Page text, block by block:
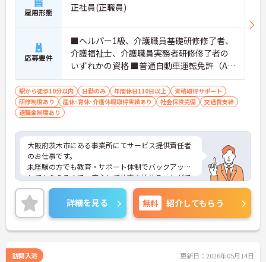
雇用形態 正社員(正職員)
応募要件
■ヘルパー1級、介護職員基礎研修修了者、
介護福祉士、介護職員実務者研修修了者の
いずれかの資格 ■普通自動車運転免許（AT
限定可）あれば尚可 ■簡単なＰＣスキル
（ワード・エクセルなど） ■未経験の方OK
駅から徒歩10分以内 日勤のみ 年間休日110日以上
資格取得サポート
研修制度あり
産休･育休･介護休暇取得実績あり 社会保険完備
交通費支給
退職金制度あり
大阪府茨木市にある事業所にてサービス提供責任者
のお仕事です。
未経験の方でも教育・サポート体制でバックアップ
してもらえるので、安心して仕事を始めることがで
きます！
ご興味ある方には、面接対策ポイントなど、さらに
詳細をお話しいたしますのでお気軽にご相談くださ
い。
詳細を見る 無料 紹介してもらう
訪問入浴 更新日：2026年05月14日